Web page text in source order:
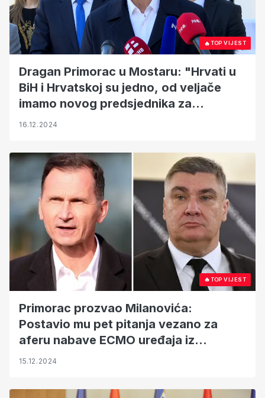
🔥TOP VIJEST
Dragan Primorac u Mostaru: "Hrvati u
BiH i Hrvatskoj su jedno, od veljače
imamo novog predsjednika za
zajedništvo"
16.12.2024
🔥TOP VIJEST
Primorac prozvao Milanovića:
Postavio mu pet pitanja vezano za
aferu nabave ECMO uređaja iz
razdoblja kada je bio premijer
15.12.2024